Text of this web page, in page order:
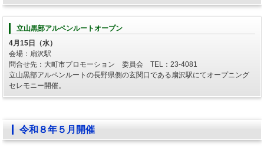
立山黒部アルペンルートオープン
4月15日（水）
会場：扇沢駅
問合せ先：大町市プロモーション 委員会 TEL：23-4081
立山黒部アルペンルートの長野県側の玄関口である扇沢駅にてオープニング
セレモニー開催。
令和８年５月開催